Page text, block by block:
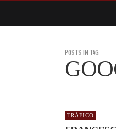
POSTS IN TAG
TRÁFICO